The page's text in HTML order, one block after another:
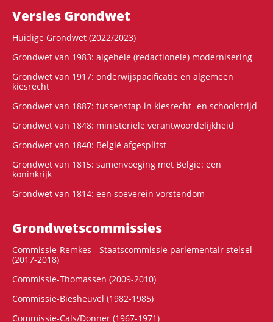
Versies Grondwet
Huidige Grondwet (2022/2023)
Grondwet van 1983: algehele (redactionele) modernisering
Grondwet van 1917: onderwijspacificatie en algemeen
kiesrecht
Grondwet van 1887: tussenstap in kiesrecht- en schoolstrijd
Grondwet van 1848: ministeriële verantwoordelijkheid
Grondwet van 1840: België afgesplitst
Grondwet van 1815: samenvoeging met België: een
koninkrijk
Grondwet van 1814: een soeverein vorstendom
Grondwets­commissies
Commissie-Remkes - Staatscommissie parlementair stelsel
(2017-2018)
Commissie-Thomassen (2009-2010)
Commissie-Biesheuvel (1982-1985)
Commissie-Cals/Donner (1967-1971)